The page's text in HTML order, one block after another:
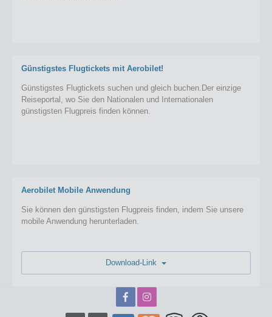
Günstigstes Flugtickets mit Aerobilet!
Günstigstes Flugtickets suchen und gleich buchen.Der einzige
Reiseportal, wo Sie den Nationalen und Internationalen
günstigsten Flugpreis finden können.
Aerobilet Mobile Anwendung
Sie können den günstigsten Flugpreis finden, indem Sie unsere
mobile Anwendung herunterladen.